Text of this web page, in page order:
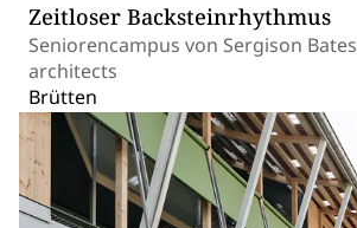
Zeitloser Backsteinrhythmus
Seniorencampus von Sergison Bates
architects
Brütten